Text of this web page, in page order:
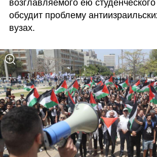
возглавляемого ею
обсудит проблему
вузах.